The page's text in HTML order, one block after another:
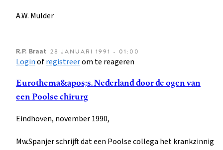
A.W. Mulder
R.P. Braat 28 JANUARI 1991 - 01:00
Loginofregistreerom te reageren
Eurothema&apos;s. Nederland door de ogen van
een Poolse chirurg
Eindhoven, november 1990,
Mw.Spanjer schrijft dat een Poolse collega het krankzinnig